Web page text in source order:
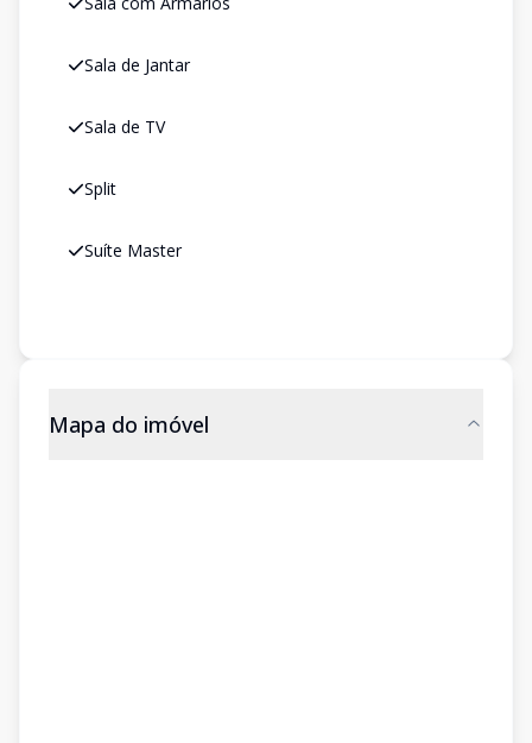
Sala de Jantar
Sala de TV
Split
Suíte Master
Mapa do imóvel